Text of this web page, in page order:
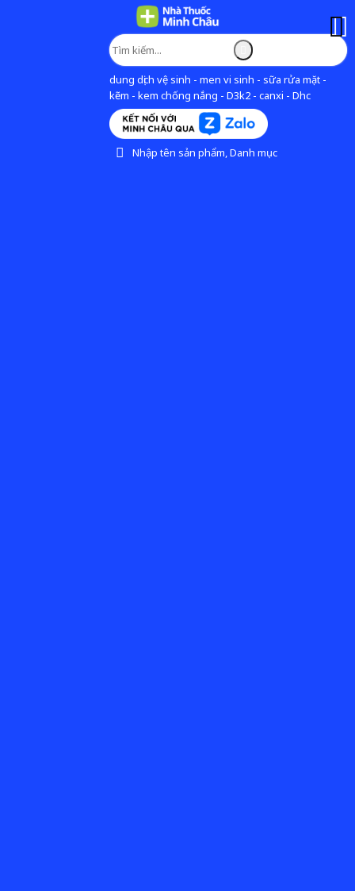
dung dịch vệ sinh - men vi sinh - sữa rửa mặt -
kẽm - kem chống nắng - D3k2 - canxi - Dhc
Nhập tên sản phẩm, Danh mục